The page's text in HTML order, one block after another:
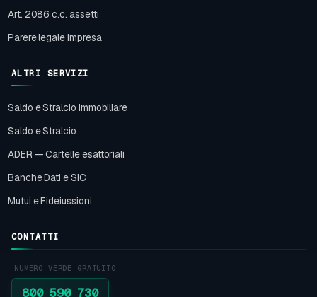
Art. 2086 c.c. assetti
Parere legale impresa
ALTRI SERVIZI
Saldo e Stralcio Immobiliare
Saldo e Stralcio
ADER — Cartelle esattoriali
Banche Dati e SIC
Mutui e Fideiussioni
CONTATTI
NUMERO VERDE GRATUITO
800 590 730